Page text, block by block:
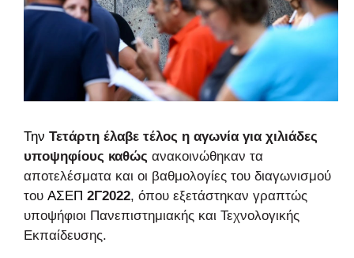
Την Τετάρτη έλαβε τέλος η αγωνία για χιλιάδες
υποψηφίους καθώς ανακοινώθηκαν τα
αποτελέσματα και οι βαθμολογίες του διαγωνισμού
του ΑΣΕΠ 2Γ2022, όπου εξετάστηκαν γραπτώς
υποψήφιοι Πανεπιστημιακής και Τεχνολογικής
Εκπαίδευσης.